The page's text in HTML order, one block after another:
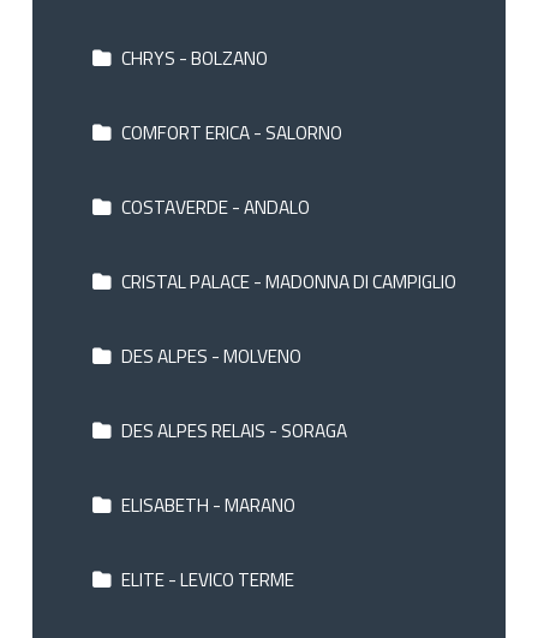
CHRYS - BOLZANO
COMFORT ERICA - SALORNO
COSTAVERDE - ANDALO
CRISTAL PALACE - MADONNA DI CAMPIGLIO
DES ALPES - MOLVENO
DES ALPES RELAIS - SORAGA
ELISABETH - MARANO
ELITE - LEVICO TERME